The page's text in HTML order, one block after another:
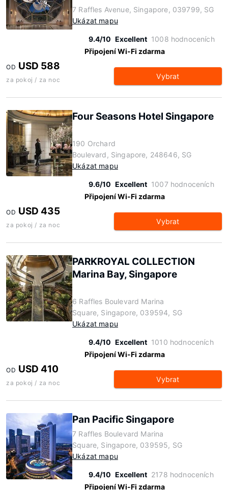
7 Raffles Avenue, Singapore, 039799, SG
Ukázat mapu
9.4/10 Excellent 1008 hodnoceních
Připojení Wi-Fi zdarma
OD USD 588
za pokoj / za noc Vybrat
Four Seasons Hotel Singapore
190 Orchard
Boulevard, Singapore, 248646, SG
Ukázat mapu
9.6/10 Excellent 1007 hodnoceních
Připojení Wi-Fi zdarma
OD USD 435
za pokoj / za noc Vybrat
PARKROYAL COLLECTION
Marina Bay, Singapore
6 Raffles Boulevard Marina
Square, Singapore, 039594, SG
Ukázat mapu
9.4/10 Excellent 1010 hodnoceních
Připojení Wi-Fi zdarma
OD USD 410
za pokoj / za noc Vybrat
Pan Pacific Singapore
7 Raffles Boulevard Marina
Square, Singapore, 039595, SG
Ukázat mapu
9.4/10 Excellent 2178 hodnoceních
Připojení Wi-Fi zdarma